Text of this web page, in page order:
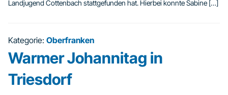
Landjugend Cottenbach stattgefunden hat. Hierbei konnte Sabine […]
Kategorie: Oberfranken
Warmer Johannitag in
Triesdorf